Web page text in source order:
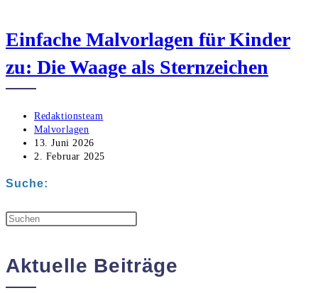
Einfache Malvorlagen für Kinder
zu: Die Waage als Sternzeichen
Beitrags-
Autor:
Redaktionsteam
Beitrags-
Kategorie:
Malvorlagen
Beitrag
zuletzt
am:
13. Juni 2026
Beitrag
2. Februar 2025
Suche:
Aktuelle Beiträge